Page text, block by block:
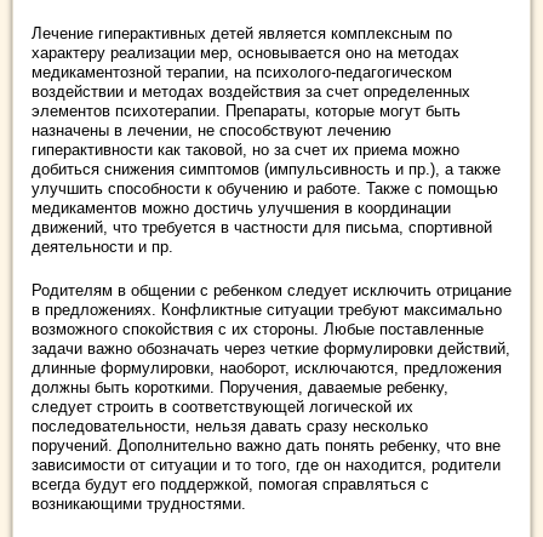
Лечение гиперактивных детей является комплексным по
характеру реализации мер, основывается оно на методах
медикаментозной терапии, на психолого-педагогическом
воздействии и методах воздействия за счет определенных
элементов психотерапии. Препараты, которые могут быть
назначены в лечении, не способствуют лечению
гиперактивности как таковой, но за счет их приема можно
добиться снижения симптомов (импульсивность и пр.), а также
улучшить способности к обучению и работе. Также с помощью
медикаментов можно достичь улучшения в координации
движений, что требуется в частности для письма, спортивной
деятельности и пр.
Родителям в общении с ребенком следует исключить отрицание
в предложениях. Конфликтные ситуации требуют максимально
возможного спокойствия с их стороны. Любые поставленные
задачи важно обозначать через четкие формулировки действий,
длинные формулировки, наоборот, исключаются, предложения
должны быть короткими. Поручения, даваемые ребенку,
следует строить в соответствующей логической их
последовательности, нельзя давать сразу несколько
поручений. Дополнительно важно дать понять ребенку, что вне
зависимости от ситуации и то того, где он находится, родители
всегда будут его поддержкой, помогая справляться с
возникающими трудностями.